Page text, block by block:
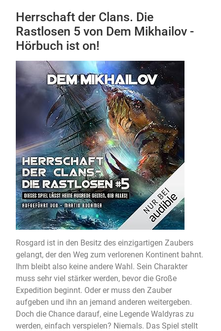
Herrschaft der Clans. Die
Rastlosen 5 von Dem Mikhailov -
Hörbuch ist on!
Rosgard ist in den Besitz des einzigartigen Zaubers
gelangt, der den Weg zum verlorenen Kontinent bahnt.
Ihm bleibt also keine andere Wahl. Sein Charakter
muss sehr viel stärker werden, bevor die Große
Expedition beginnt. Oder er muss den Zauber
aufgeben und ihn an jemand anderen weitergeben.
Doch die Chance darauf, eine Legende Waldyras zu
werden, einfach verspielen? Niemals. Das Spiel stellt